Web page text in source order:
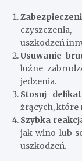
uszkodzeń
Usuwanie
luźne
jedzenia.
Stosuj
żrących, które
Szybka
jak wino lub
uszkodzeń.